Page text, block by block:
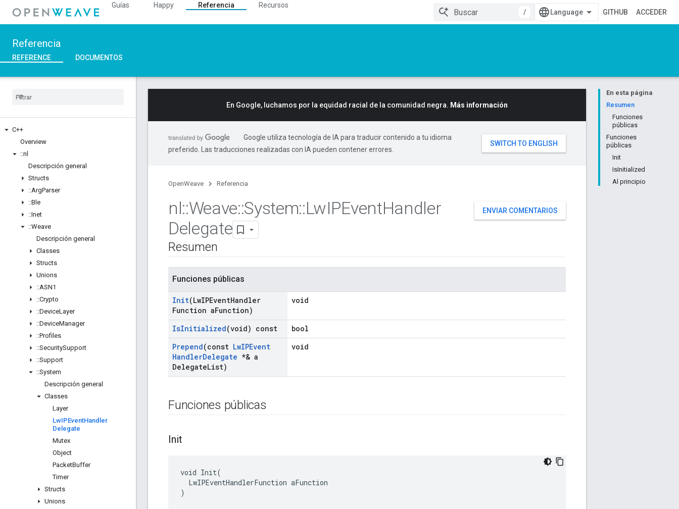
Guías Happy Referencia
Recursos
/
GITHUB ACCEDER
Referencia
REFERENCE DOCUMENTOS
C++
Overview
::nl
Descripción general
Structs
::ArgParser
::Ble
::Inet
::Weave
Descripción general
Classes
Structs
Unions
::ASN1
::Crypto
::DeviceLayer
::DeviceManager
::Profiles
::SecuritySupport
::Support
::System
Descripción general
Classes
Layer
LwIPEventHandler
Delegate
Mutex
Object
PacketBuffer
Timer
Structs
Unions
En esta página
Resumen
Funciones
públicas
Funciones
públicas
Init
IsInitialized
Al principio
En Google, luchamos por la equidad racial de la comunidad negra. Más información
Google utiliza tecnología de IA para traducir contenido a tu idioma
preferido. Las traducciones realizadas con IA pueden contener errores.
OpenWeave Referencia
ENVIAR COMENTARIOS
nl::Weave::System::LwIPEventHandler
Delegate
Resumen
Funciones públicas
Init(LwIPEventHandler
Function aFunction)
void
IsInitialized(void) const
bool
Prepend(const LwIPEvent
HandlerDelegate *& a
DelegateList)
void
Funciones públicas
Init
void Init(
  LwIPEventHandlerFunction aFunction
)